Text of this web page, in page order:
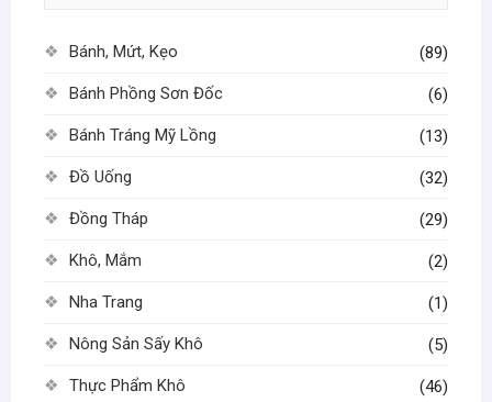
Bánh, Mứt, Kẹo (89)
Bánh Phồng Sơn Đốc (6)
Bánh Tráng Mỹ Lồng (13)
Đồ Uống (32)
Đồng Tháp (29)
Khô, Mắm (2)
Nha Trang (1)
Nông Sản Sấy Khô (5)
Thực Phẩm Khô (46)